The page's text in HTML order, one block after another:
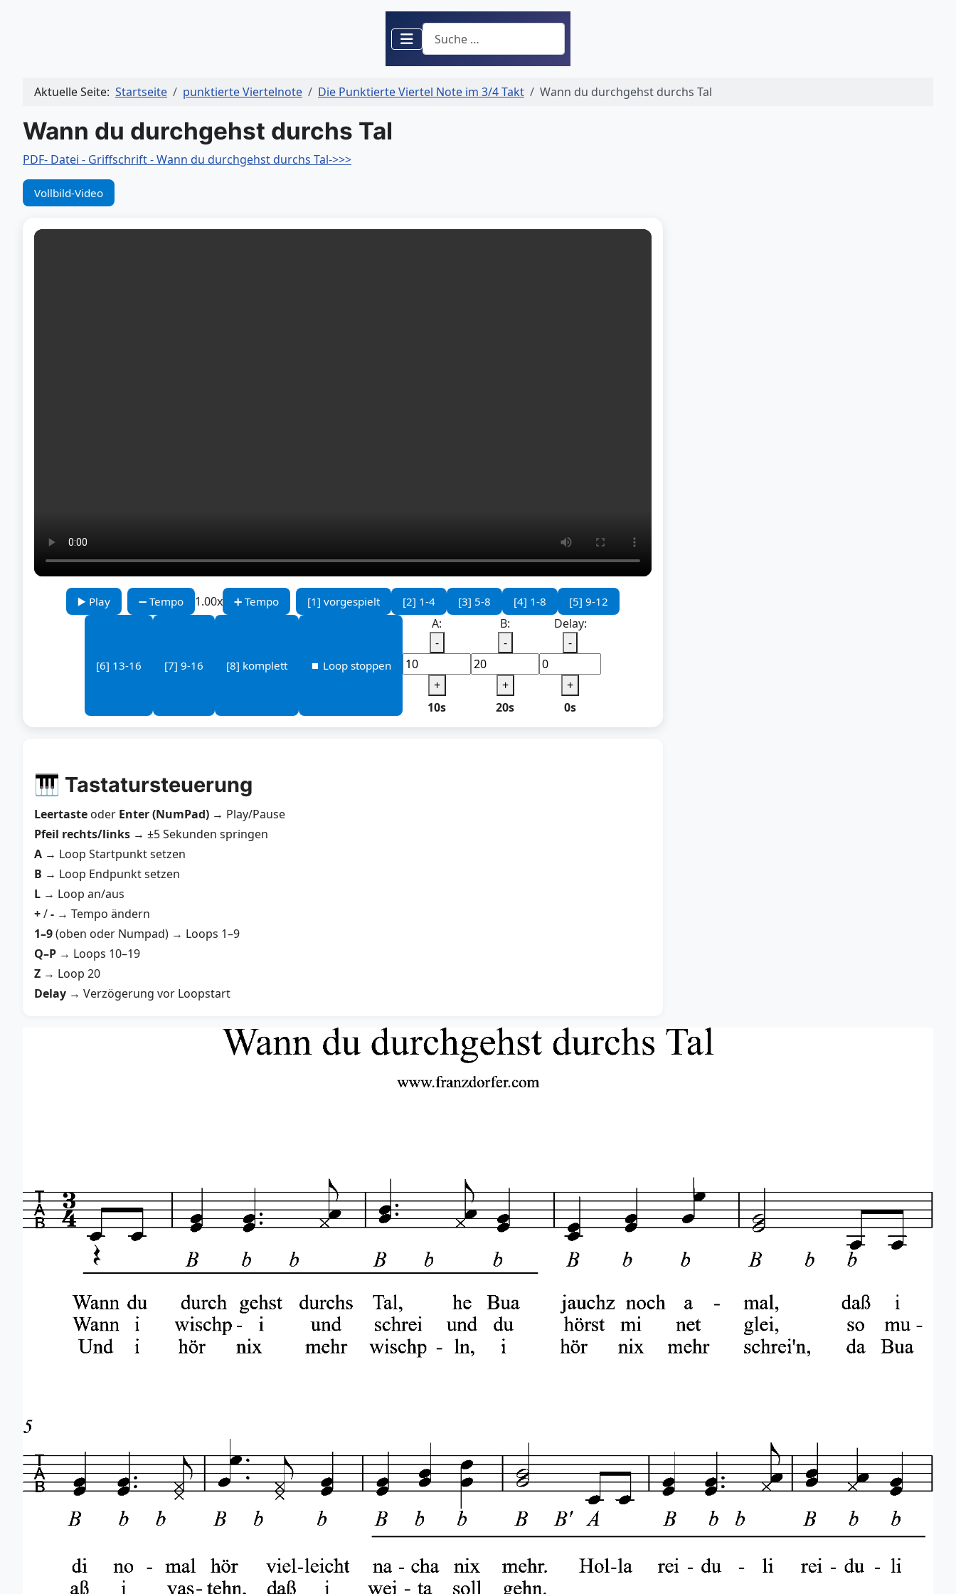
Suchen
Aktuelle Seite: Startseite punktierte Viertelnote Die Punktierte Viertel Note im 3/4 Takt Wann du durchgehst durchs Tal
Wann du durchgehst durchs Tal
PDF- Datei - Griffschrift - Wann du durchgehst durchs Tal->>>
Vollbild-Video
▶️ Play ➖ Tempo 1.00x ➕ Tempo [1] vorgespielt [2] 1-4 [3] 5-8 [4] 1-8 [5] 9-12
[6] 13-16 [7] 9-16 [8] komplett ⏹️ Loop stoppen
A:
-
+
10s
B:
-
+
20s
Delay:
-
+
0s
🎹 Tastatursteuerung
Leertaste oder Enter (NumPad) → Play/Pause
Pfeil rechts/links → ±5 Sekunden springen
A → Loop Startpunkt setzen
B → Loop Endpunkt setzen
L → Loop an/aus
+/- → Tempo ändern
1–9(oben oder Numpad) → Loops 1–9
Q–P → Loops 10–19
Z → Loop 20
Delay → Verzögerung vor Loopstart